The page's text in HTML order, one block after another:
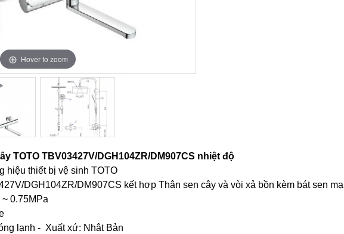
Hover to zoom
Hover to zoom
TOTO TBV03427V/DGH104ZR/DM907CS nhiệt độ
hiệu thiết bị vệ sinh TOTO
DGH104ZR/DM907CS kết hợp Thân sen cây và vòi xả bồn kèm bát sen mạ
0.75MPa
lạnh - Xuất xứ: Nhât Bản